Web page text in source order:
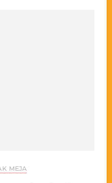
MEJA